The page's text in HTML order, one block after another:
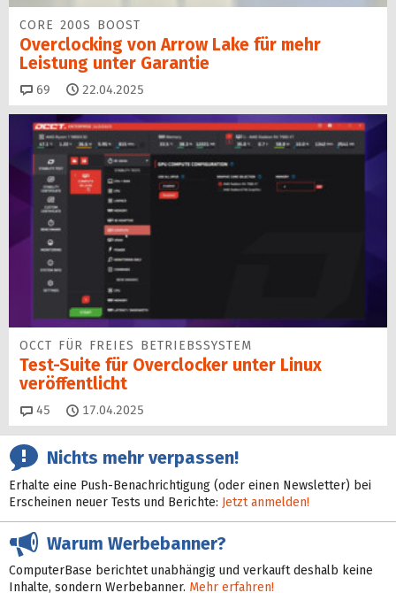
CORE 200S BOOST
Overclocking von Arrow Lake für mehr
Leistung unter Garantie
69 Kommentare
22.04.2025
OCCT FÜR FREIES BETRIEBSSYSTEM
Test-Suite für Overclocker unter Linux
veröffentlicht
45 Kommentare
17.04.2025
Nichts mehr verpassen!
Erhalte eine Push-Benachrichtigung (oder einen Newsletter) bei
Erscheinen neuer Tests und Berichte: Jetzt anmelden!
Warum Werbebanner?
ComputerBase berichtet unabhängig und verkauft deshalb keine
Inhalte, sondern Werbebanner. Mehr erfahren!